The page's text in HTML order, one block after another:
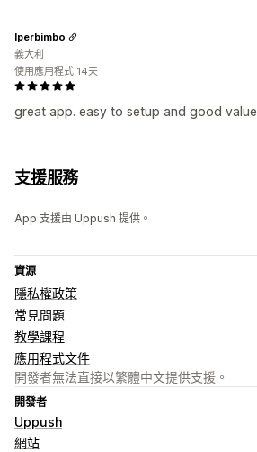
great app. easy to setup and good value
Iperbimbo
義大利
使用應用程式 14天
支援服務
App 支援由 Uppush 提供。
資源
隱私權政策
常見問題
教學課程
應用程式文件
開發者無法直接以繁體中文提供支援。
開發者
Uppush
網站